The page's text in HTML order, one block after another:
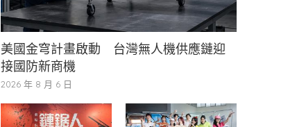
美國金穹計畫啟動 台灣無人機供應鏈迎
接國防新商機
2026 年 8 月 6 日